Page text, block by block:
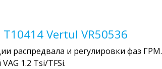
Vertul VR50536
распредвала и регулировки фаз ГРМ.
1.2 Tsi/TFSi.